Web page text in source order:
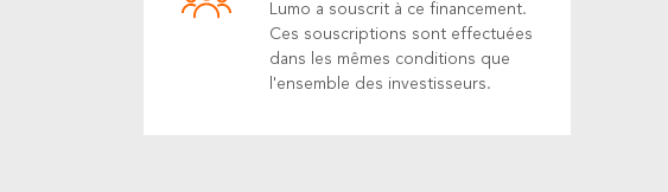
Lumo a souscrit à ce financement.
Ces souscriptions sont effectuées
dans les mêmes conditions que
l'ensemble des investisseurs.